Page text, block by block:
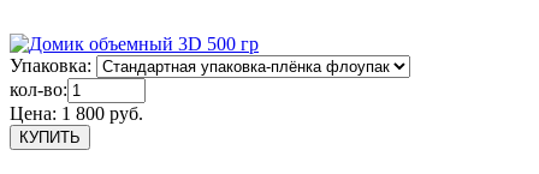
Упаковка:
кол-во:
Цена: 1 800 руб.